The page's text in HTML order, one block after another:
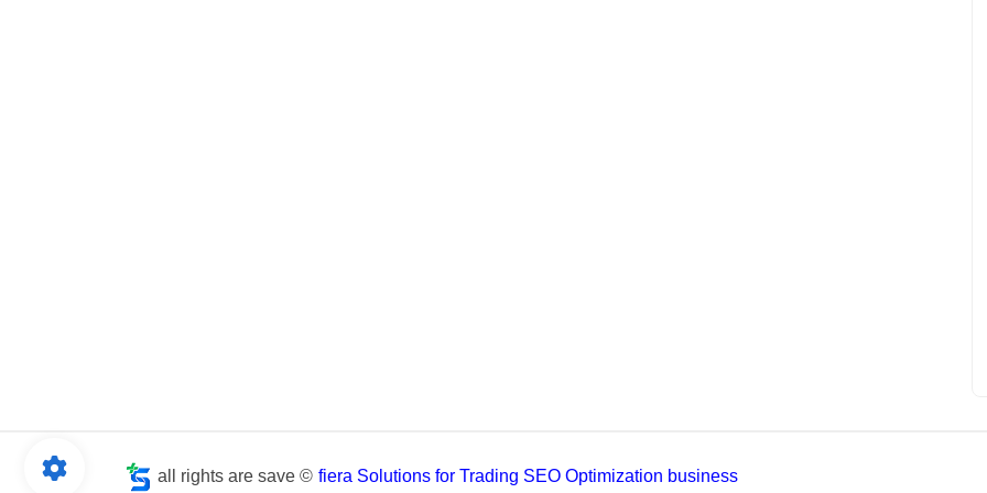
all rights are save © fiera Solutions for Trading SEO Optimization business